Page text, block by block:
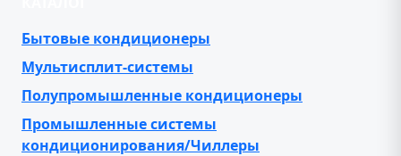
Бытовые кондиционеры
Мультисплит-системы
Полупромышленные кондиционеры
Промышленные системы
кондиционирования/Чиллеры